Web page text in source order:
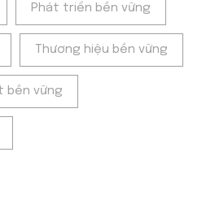
Phát triển bền vững
Thương hiệu bền vững
bền vững